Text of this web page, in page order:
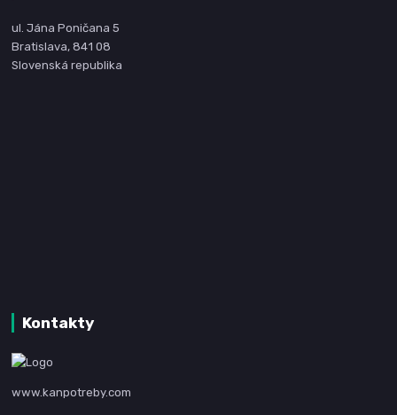
ul. Jána Poničana 5
Bratislava, 841 08
Slovenská republika
Kontakty
www.kanpotreby.com